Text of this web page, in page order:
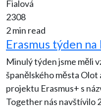
Fialová
2308
2 min read
Erasmus týden
Minulý týden jsme měli
španělského města Olot a
projektu Erasmus+ s
Together nás navštívilo